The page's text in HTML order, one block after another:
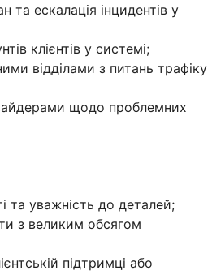
та ескалація інцидентів у
клієнтів у системі;
відділами з питань трафіку
щодо проблемних
та уважність до деталей;
з великим обсягом
підтримці або